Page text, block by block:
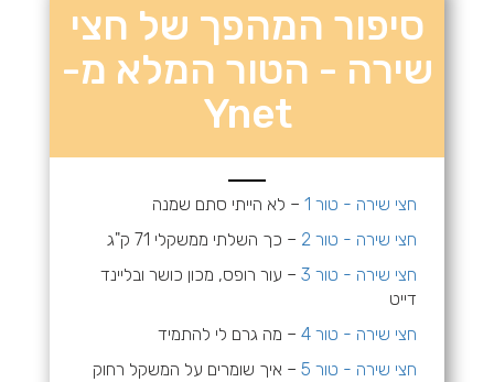
סיפור המהפך של חצי
שירה - הטור המלא מ-
Ynet
חצי שירה - טור 1
– לא הייתי סתם שמנה
חצי שירה - טור 2
– כך השלתי ממשקלי 71 ק"ג
חצי שירה - טור 3
– עור רופס, מכון כושר ובליינד
דייט
חצי שירה - טור 4
– מה גרם לי להתמיד
חצי שירה - טור 5
– איך שומרים על המשקל רחוק